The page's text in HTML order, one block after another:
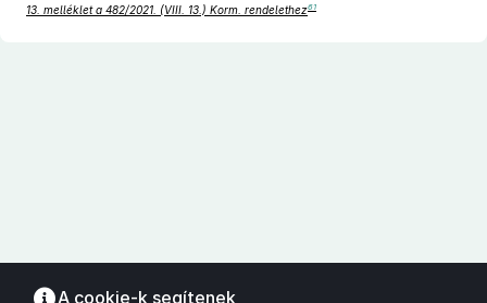
13. melléklet a 482/2021. (VIII. 13.) Korm. rendelethez61
A cookie-k segítenek